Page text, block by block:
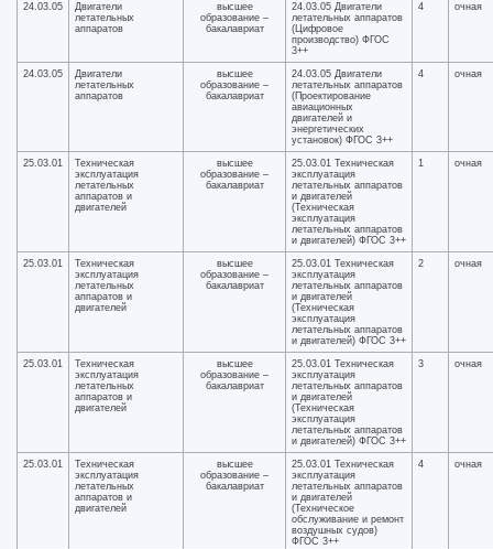
24.03.05
Двигатели
летательных
аппаратов
высшее
образование –
бакалавриат
24.03.05 Двигатели
летательных аппаратов
(Цифровое
производство) ФГОС
3++
4 очная
24.03.05
Двигатели
летательных
аппаратов
высшее
образование –
бакалавриат
24.03.05 Двигатели
летательных аппаратов
(Проектирование
авиационных
двигателей и
энергетических
установок) ФГОС 3++
4 очная
25.03.01
Техническая
эксплуатация
летательных
аппаратов и
двигателей
высшее
образование –
бакалавриат
25.03.01 Техническая
эксплуатация
летательных аппаратов
и двигателей
(Техническая
эксплуатация
летательных аппаратов
и двигателей) ФГОС 3++
1 очная
25.03.01
Техническая
эксплуатация
летательных
аппаратов и
двигателей
высшее
образование –
бакалавриат
25.03.01 Техническая
эксплуатация
летательных аппаратов
и двигателей
(Техническая
эксплуатация
летательных аппаратов
и двигателей) ФГОС 3++
2 очная
25.03.01
Техническая
эксплуатация
летательных
аппаратов и
двигателей
высшее
образование –
бакалавриат
25.03.01 Техническая
эксплуатация
летательных аппаратов
и двигателей
(Техническая
эксплуатация
летательных аппаратов
и двигателей) ФГОС 3++
3 очная
25.03.01
Техническая
эксплуатация
летательных
аппаратов и
двигателей
высшее
образование –
бакалавриат
25.03.01 Техническая
эксплуатация
летательных аппаратов
и двигателей
(Техническое
обслуживание и ремонт
воздушных судов)
ФГОС 3++
4 очная